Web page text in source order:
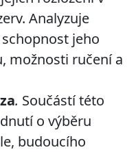
Analyzuje
jeho
možnosti ručení a
. Součástí této
o výběru
budoucího